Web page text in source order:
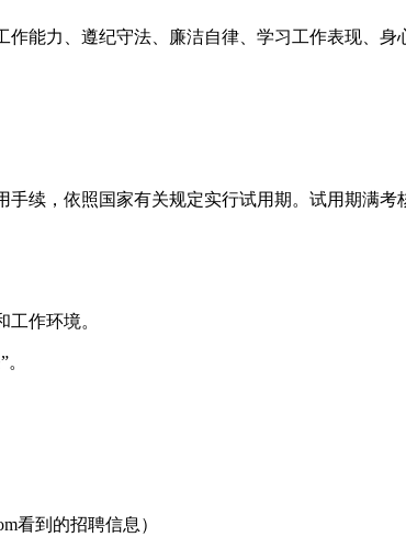
能力、遵纪守法、廉洁自律、学习工作表现、身
续，依照国家有关规定实行试用期。试用期满考
作环境。
看到的招聘信息）